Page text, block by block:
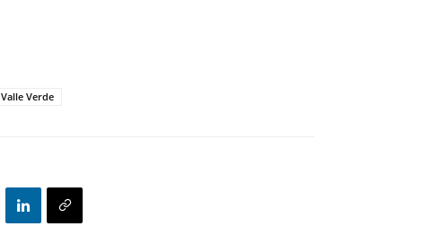
Valle Verde